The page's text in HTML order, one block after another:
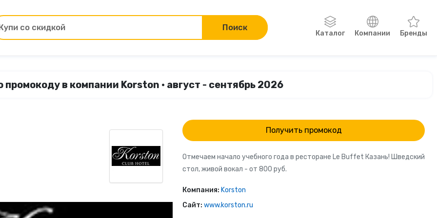
Каталог
Зоотовары Компьютеры и электроника
Работа и образование
Хобби
Финансы и страхование
Компании Бренды
со скидкой Поиск
промокоду в компании Korston • август - сентябрь 2026
Получить промокод
Отмечаем начало учебного года в ресторане Le Buffet Казань! Шведский
стол, живой вокал - от 800 руб.
Компания: Korston
Сайт: www.korston.ru